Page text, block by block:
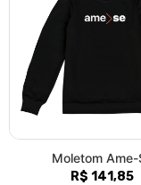
Moletom Ame-
R$ 141,85